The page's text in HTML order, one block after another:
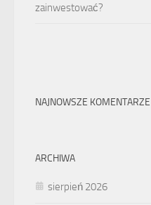
zainwestować?
NAJNOWSZE KOMENTARZE
ARCHIWA
sierpień 2026